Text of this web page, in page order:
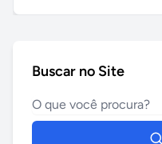
Buscar no Site